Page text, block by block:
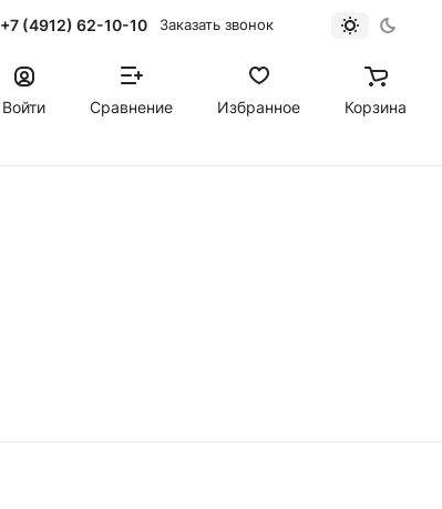
+7 (4912) 62-10-10 Заказать звонок
Войти Сравнение Избранное Корзина